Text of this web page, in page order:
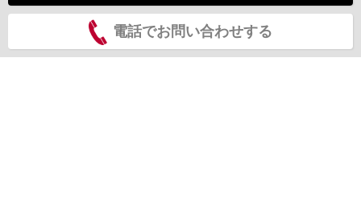
電話でお問い合わせする